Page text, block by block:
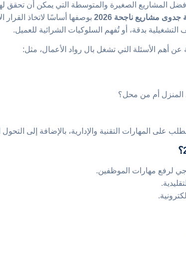
المشاريع الصغيرة والمتوسطة التي يمكن أن تحقق
مشاريع ناجحة 2026
بوصفها أساسًا لاتخاذ
بدقة، أو تُفهم السلوكيات الشرائية للعميل.
عن أهم الأسئلة التي تشغل بال رواد الأعمال، مثل:
المنزل أم من محل؟
المهارات التقنية والإدارية، بالإضافة إلى التحول
لرفع مهارات الموظفين.